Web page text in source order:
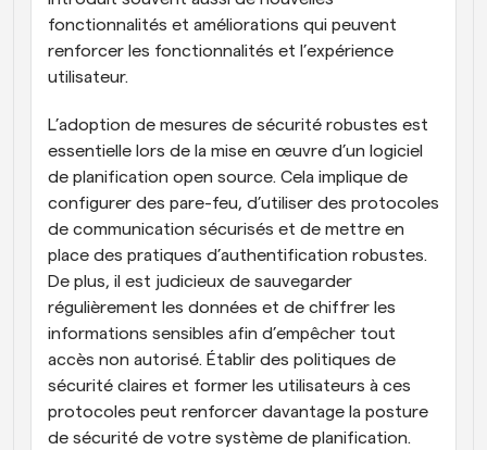
fonctionnalités et améliorations qui peuvent
renforcer les fonctionnalités et l’expérience
utilisateur.
L’adoption de mesures de sécurité robustes est
essentielle lors de la mise en œuvre d’un logiciel
de planification open source. Cela implique de
configurer des pare-feu, d’utiliser des protocoles
de communication sécurisés et de mettre en
place des pratiques d’authentification robustes.
De plus, il est judicieux de sauvegarder
régulièrement les données et de chiffrer les
informations sensibles afin d’empêcher tout
accès non autorisé. Établir des politiques de
sécurité claires et former les utilisateurs à ces
protocoles peut renforcer davantage la posture
de sécurité de votre système de planification.